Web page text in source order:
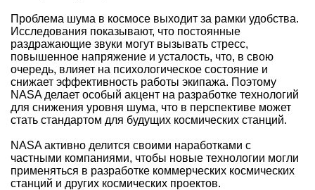
Проблема шума в космосе выходит за рамки удобства.
Исследования показывают, что постоянные
раздражающие звуки могут вызывать стресс,
повышенное напряжение и усталость, что, в свою
очередь, влияет на психологическое состояние и
снижает эффективность работы экипажа. Поэтому
NASA делает особый акцент на разработке технологий
для снижения уровня шума, что в перспективе может
стать стандартом для будущих космических станций.
NASA активно делится своими наработками с
частными компаниями, чтобы новые технологии могли
применяться в разработке коммерческих космических
станций и других космических проектов.